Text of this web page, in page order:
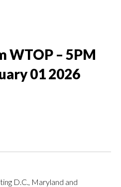
WTOP – 5PM
01 2026
D.C., Maryland and